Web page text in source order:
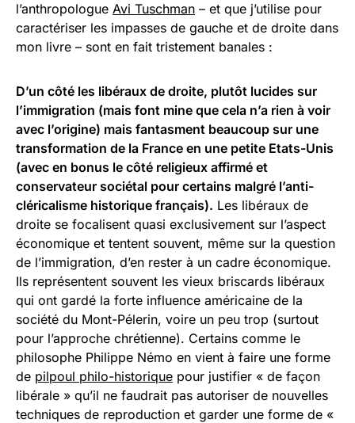
l’anthropologue Avi Tuschman – et que j’utilise pour
caractériser les impasses de gauche et de droite dans
mon livre – sont en fait tristement banales :
D’un côté les libéraux de droite, plutôt lucides sur
l’immigration (mais font mine que cela n’a rien à voir
avec l’origine) mais fantasment beaucoup sur une
transformation de la France en une petite Etats-Unis
(avec en bonus le côté religieux affirmé et
conservateur sociétal pour certains malgré l’anti-
cléricalisme historique français). Les libéraux de
droite se focalisent quasi exclusivement sur l’aspect
économique et tentent souvent, même sur la question
de l’immigration, d’en rester à un cadre économique.
Ils représentent souvent les vieux briscards libéraux
qui ont gardé la forte influence américaine de la
société du Mont-Pélerin, voire un peu trop (surtout
pour l’approche chrétienne). Certains comme le
philosophe Philippe Némo en vient à faire une forme
de pilpoul philo-historique pour justifier « de façon
libérale » qu’il ne faudrait pas autoriser de nouvelles
techniques de reproduction et garder une forme de «